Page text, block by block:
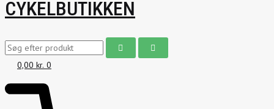
CYKELBUTIKKEN
0,00 kr. 0